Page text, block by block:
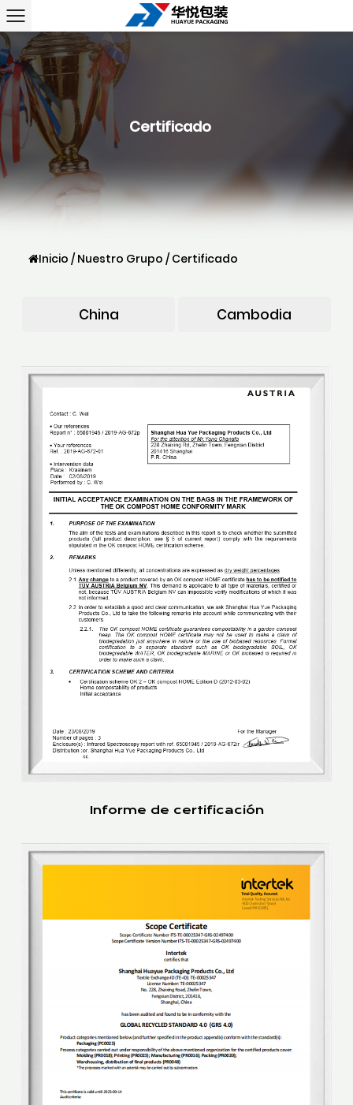
Certificado
Inicio / Nuestro Grupo / Certificado
China Cambodia
Informe de certificación